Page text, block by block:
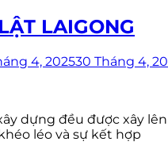
LAIGONG
4, 202530 Tháng 4,
dựng đều được xây
léo và sự kết hợp